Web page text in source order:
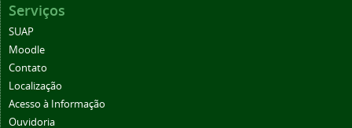
Serviços
SUAP
Moodle
Contato
Localização
Acesso à Informação
Ouvidoria